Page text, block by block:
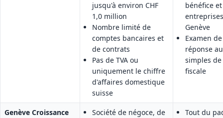
jusqu'à environ CHF
1,0 million
Nombre limité de
comptes bancaires et
de contrats
Pas de TVA ou
uniquement le chiffre
d'affaires domestique
suisse
bénéfice
Genève
Examen
réponse
simples
fiscale
Genève Croissance
Société de négoce, de
Tout du